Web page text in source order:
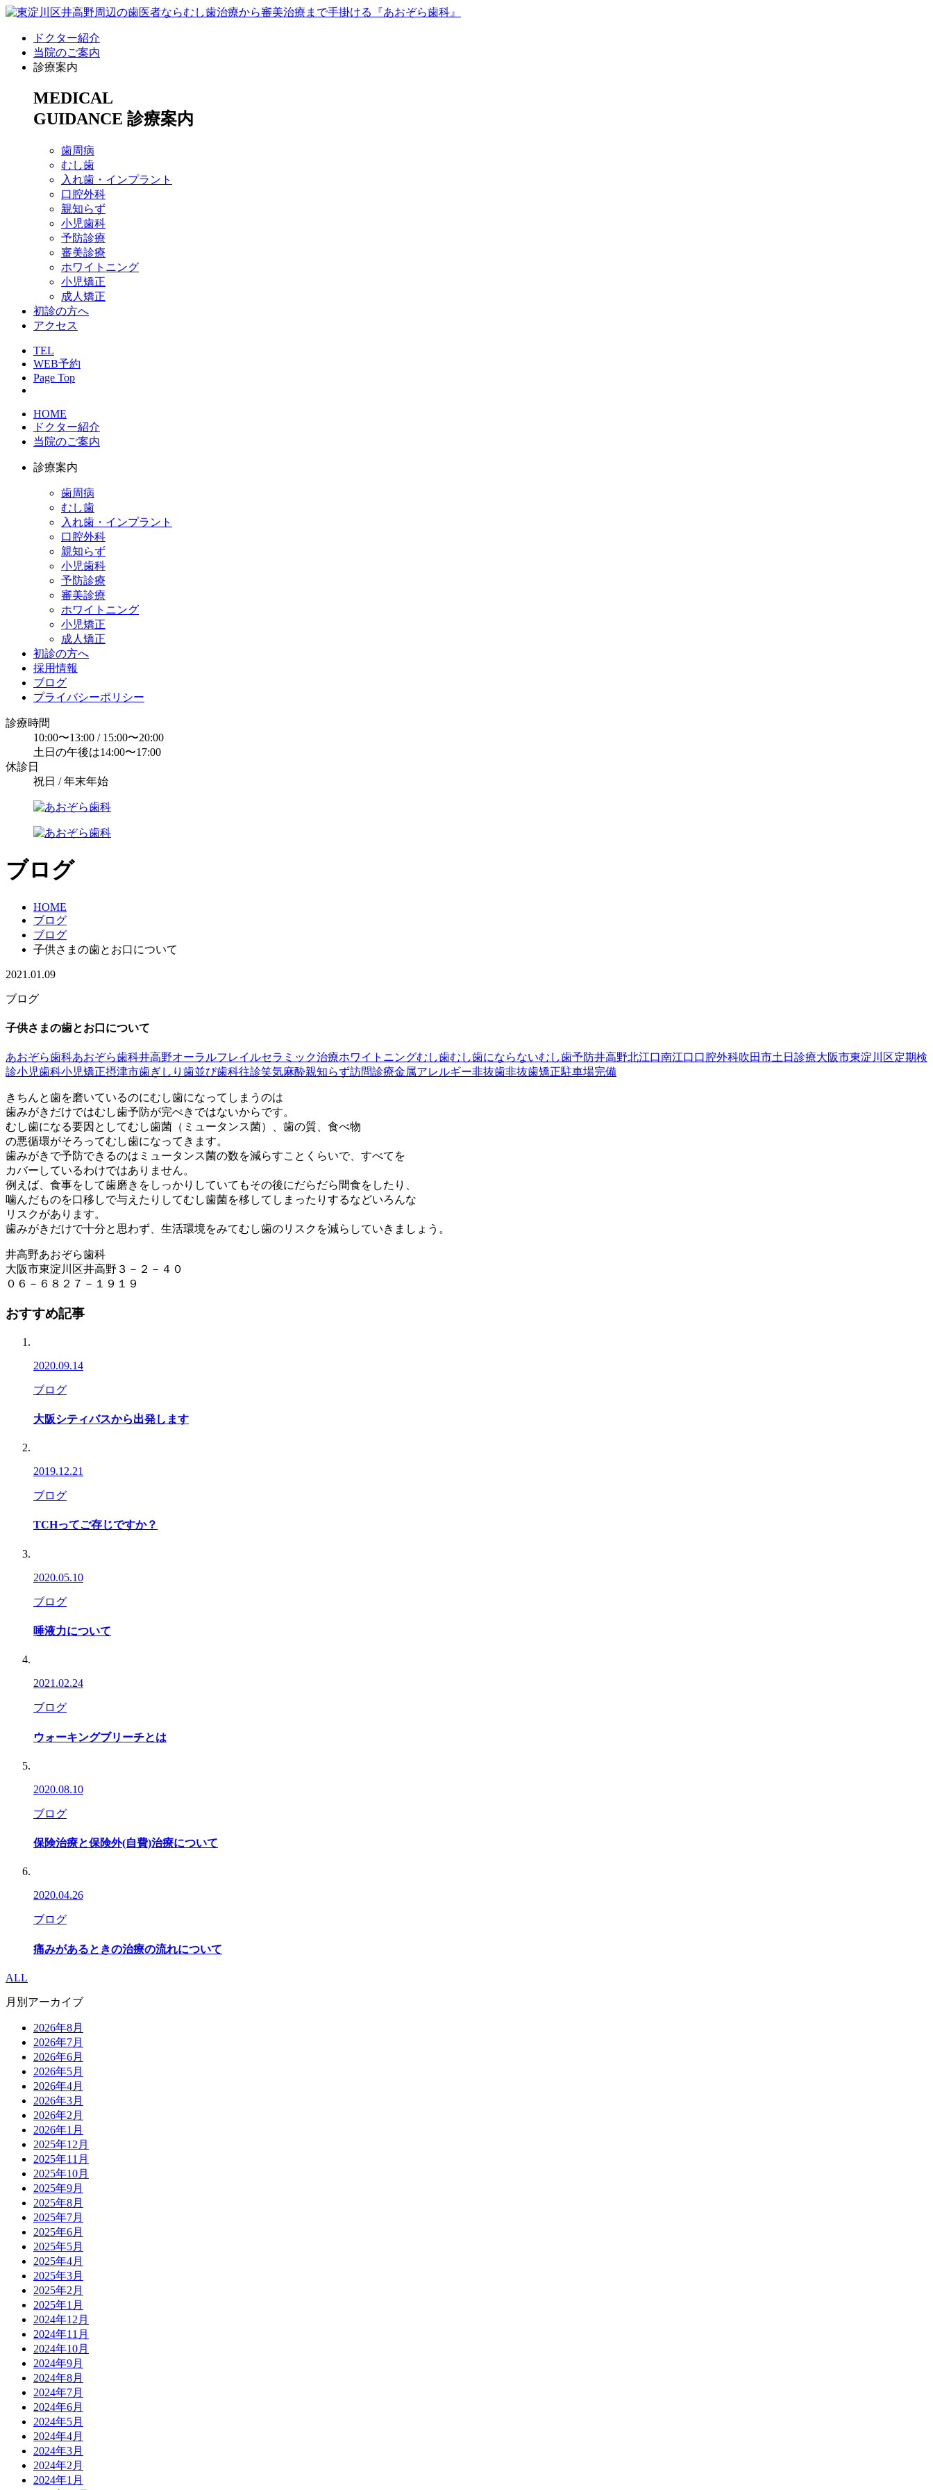
ドクター紹介
当院のご案内
診療案内
MEDICAL
GUIDANCE 診療案内
歯周病
むし歯
入れ歯・インプラント
口腔外科
親知らず
小児歯科
予防診療
審美診療
ホワイトニング
小児矯正
成人矯正
初診の方へ
アクセス
TEL
WEB予約
Page Top
HOME
ドクター紹介
当院のご案内
診療案内
歯周病
むし歯
入れ歯・インプラント
口腔外科
親知らず
小児歯科
予防診療
審美診療
ホワイトニング
小児矯正
成人矯正
初診の方へ
採用情報
ブログ
プライバシーポリシー
診療時間
10:00〜13:00 / 15:00〜20:00
土日の午後は14:00〜17:00
休診日
祝日 / 年末年始
ブログ
HOME
ブログ
ブログ
子供さまの歯とお口について
2021.01.09
ブログ
子供さまの歯とお口について
あおぞら歯科あおぞら歯科井高野オーラルフレイルセラミック治療ホワイトニングむし歯むし歯にならないむし歯予防井高野北江口南江口口腔外科吹田市土日診療大阪市東淀川区定期検
診小児歯科小児矯正摂津市歯ぎしり 歯並び歯科往診笑気麻酔親知らず訪問診療金属アレルギー非抜歯非抜歯矯正駐車場完備
きちんと歯を磨いているのにむし歯になってしまうのは
歯みがきだけではむし歯予防が完ぺきではないからです。
むし歯になる要因としてむし歯菌（ミュータンス菌）、歯の質、食べ物
の悪循環がそろってむし歯になってきます。
歯みがきで予防できるのはミュータンス菌の数を減らすことくらいで、すべてを
カバーしているわけではありません。
例えば、食事をして歯磨きをしっかりしていてもその後にだらだら間食をしたり、
噛んだものを口移しで与えたりしてむし歯菌を移してしまったりするなどいろんな
リスクがあります。
歯みがきだけで十分と思わず、生活環境をみてむし歯のリスクを減らしていきましょう。
井高野あおぞら歯科
大阪市東淀川区井高野３－２－４０
０６－６８２７－１９１９
おすすめ記事
2020.09.14
ブログ
大阪シティバスから出発します
2019.12.21
ブログ
TCHってご存じですか？
2020.05.10
ブログ
唾液力について
2021.02.24
ブログ
ウォーキングブリーチとは
2020.08.10
ブログ
保険治療と保険外(自費)治療について
2020.04.26
ブログ
痛みがあるときの治療の流れについて
ALL
月別アーカイブ
2026年8月
2026年7月
2026年6月
2026年5月
2026年4月
2026年3月
2026年2月
2026年1月
2025年12月
2025年11月
2025年10月
2025年9月
2025年8月
2025年7月
2025年6月
2025年5月
2025年4月
2025年3月
2025年2月
2025年1月
2024年12月
2024年11月
2024年10月
2024年9月
2024年8月
2024年7月
2024年6月
2024年5月
2024年4月
2024年3月
2024年2月
2024年1月